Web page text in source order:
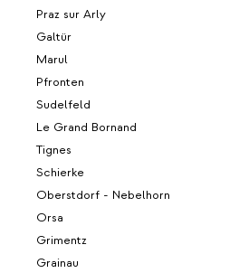
Praz sur Arly
Galtür
Marul
Pfronten
Sudelfeld
Le Grand Bornand
Tignes
Schierke
Oberstdorf - Nebelhorn
Orsa
Grimentz
Grainau